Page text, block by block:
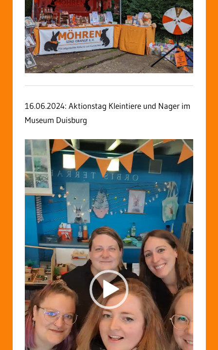
16.06.2024: Aktionstag Kleintiere und Nager im
Museum Duisburg
Video-
Player